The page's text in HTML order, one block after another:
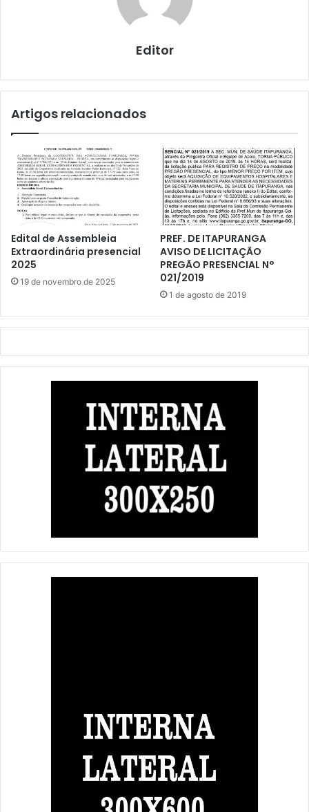
Editor
Artigos relacionados
Edital de Assembleia
Extraordinária presencial
2025
19 de novembro de 2025
PREF. DE ITAPURANGA
AVISO DE LICITAÇÃO
PREGÃO PRESENCIAL N°
021/2019
1 de agosto de 2019